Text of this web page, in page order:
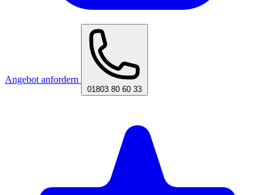
Angebot anfordern
01803 80 60 33